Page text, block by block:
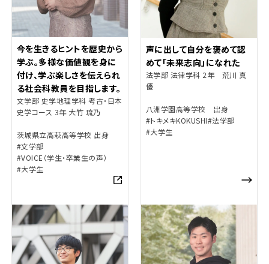
今を生きるヒントを歴史から
学ぶ。多様な価値観を身に
付け、学ぶ楽しさを伝えられ
る社会科教員を目指します。
文学部 史学地理学科 考古・日本
史学コース 3年 大竹 琉乃
茨城県立高萩高等学校 出身
#文学部
#VOICE（学生・卒業生の声）
#大学生
声に出して自分を褒めて認
めて「未来志向」になれた
法学部 法律学科 2年 荒川 真
優
八洲学園高等学校 出身
#トキメキKOKUSHI#法学部
#大学生